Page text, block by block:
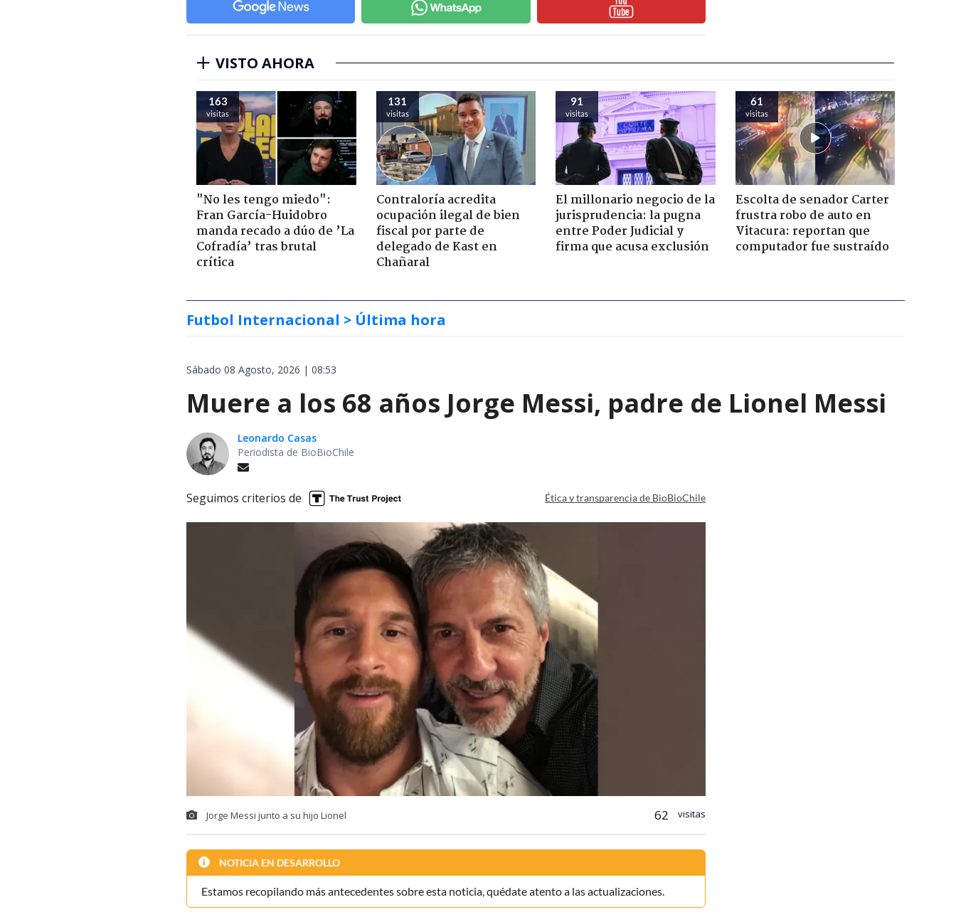
VISTO AHORA
163
visitas
"No les tengo miedo":
Fran García-Huidobro
manda recado a dúo de ’La
Cofradía’ tras brutal
crítica
131
visitas
Contraloría acredita
ocupación ilegal de bien
fiscal por parte de
delegado de Kast en
Chañaral
91
visitas
El millonario negocio de la
jurisprudencia: la pugna
entre Poder Judicial y
firma que acusa exclusión
61
visitas
Escolta de senador Carter
frustra robo de auto en
Vitacura: reportan que
computador fue sustraído
Futbol Internacional > Última hora
Sábado 08 Agosto, 2026 | 08:53
Muere a los 68 años Jorge Messi, padre de Lionel Messi
Leonardo Casas
Periodista de BioBioChile
Seguimos criterios de Ética y transparencia de BioBioChile
Jorge Messi junto a su hijo Lionel 62 visitas
NOTICIA EN DESARROLLO
Estamos recopilando más antecedentes sobre esta noticia, quédate atento a las actualizaciones.